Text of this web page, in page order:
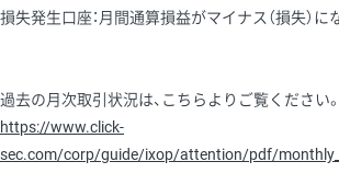
損失発生口座：月間通算損益がマイナス（損失）に
過去の月次取引状況は、こちらよりご覧ください。
https://www.click-
sec.com/corp/guide/ixop/attention/pdf/